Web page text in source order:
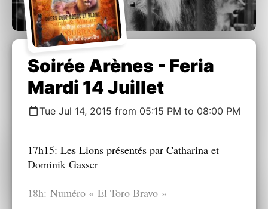
Soirée Arènes - Feria
Mardi 14 Juillet
Tue Jul 14, 2015 from 05:15 PM to 08:00 PM
17h15: Les Lions présentés par Catharina et
Dominik Gasser
18h: Numéro « El Toro Bravo »